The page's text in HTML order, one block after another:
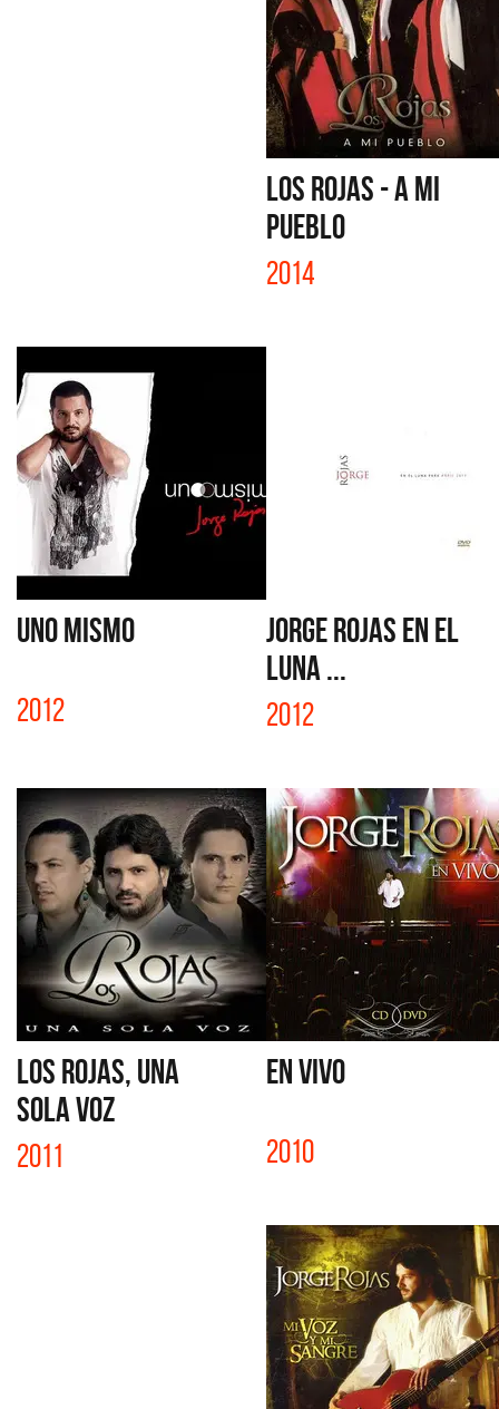
LOS ROJAS - A MI
PUEBLO
2014
UNO MISMO
2012
JORGE ROJAS EN EL
LUNA ...
2012
LOS ROJAS, UNA
SOLA VOZ
2011
EN VIVO
2010